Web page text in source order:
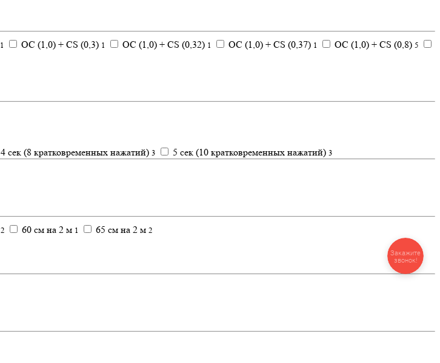
1 ОС (1,0) + CS (0,3) 1 ОС (1,0) + CS (0,32) 1 ОС (1,0) + CS (0,37) 1 ОС (1,0) + CS (0,8) 5
4 сек (8 кратковременных нажатий) 3 5 сек (10 кратковременных нажатий) 3
2 60 см на 2 м 1 65 см на 2 м 2
Закажите
звонок!